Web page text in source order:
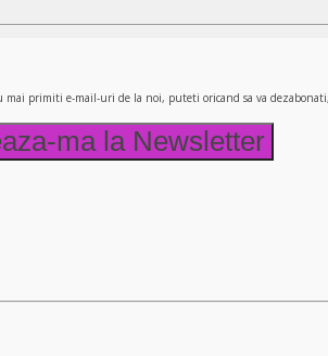
primiti e-mail-uri de la noi, puteti oricand sa va